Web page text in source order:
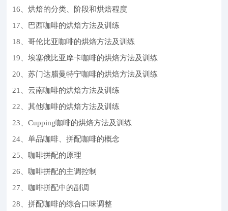
16、烘焙的分类、阶段和烘焙程度
17、巴西咖啡的烘焙方法及训练
18、哥伦比亚咖啡的烘焙方法及训练
19、埃塞俄比亚摩卡咖啡的烘焙方法及训练
20、苏门达腊曼特宁咖啡的烘焙方法及训练
21、云南咖啡的烘焙方法及训练
22、其他咖啡的烘焙方法及训练
23、Cupping咖啡的烘焙方法及训练
24、单品咖啡、拼配咖啡的概念
25、咖啡拼配的原理
26、咖啡拼配的主调控制
27、咖啡拼配中的副调
28、拼配咖啡的综合口味调整